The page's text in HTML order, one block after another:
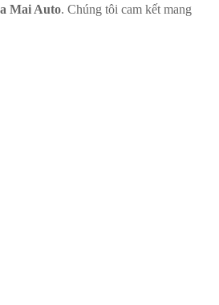
Mai Auto. Chúng tôi cam kết mang